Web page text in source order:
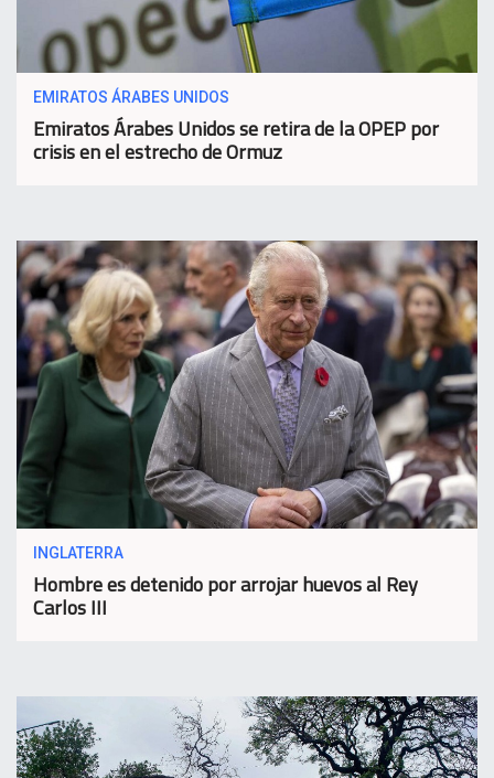
EMIRATOS ÁRABES UNIDOS
Emiratos Árabes Unidos se retira de la OPEP por
crisis en el estrecho de Ormuz
INGLATERRA
Hombre es detenido por arrojar huevos al Rey
Carlos III